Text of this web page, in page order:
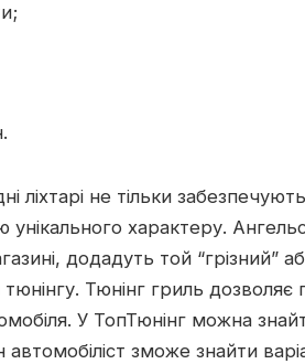
ліхтарі не тільки
характеру.
додадуть той “грізний”
Тюнінг гриль дозволяє
У ТопТюнінг можна
зможе знайти